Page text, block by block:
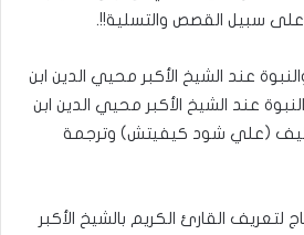
سبيل القصص والتسلية!!.
عند الشيخ الأكبر محيي الدين ابن
عند الشيخ الأكبر محيي الدين ابن
(علي شود كيفيتش) وترجمة
لتعريف القارئ الكريم بالشيخ الأكبر